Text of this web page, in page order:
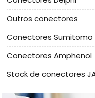
Outros conectores
Conectores Sumitomo
Conectores Amphenol
Stock de conectores